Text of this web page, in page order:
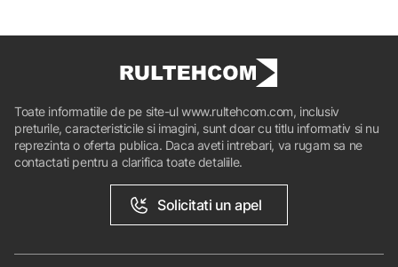
Toate informatiile de pe site-ul www.rultehcom.com, inclusiv
preturile, caracteristicile si imagini, sunt doar cu titlu informativ si nu
reprezinta o oferta publica. Daca aveti intrebari, va rugam sa ne
contactati pentru a clarifica toate detaliile.
Solicitati un apel